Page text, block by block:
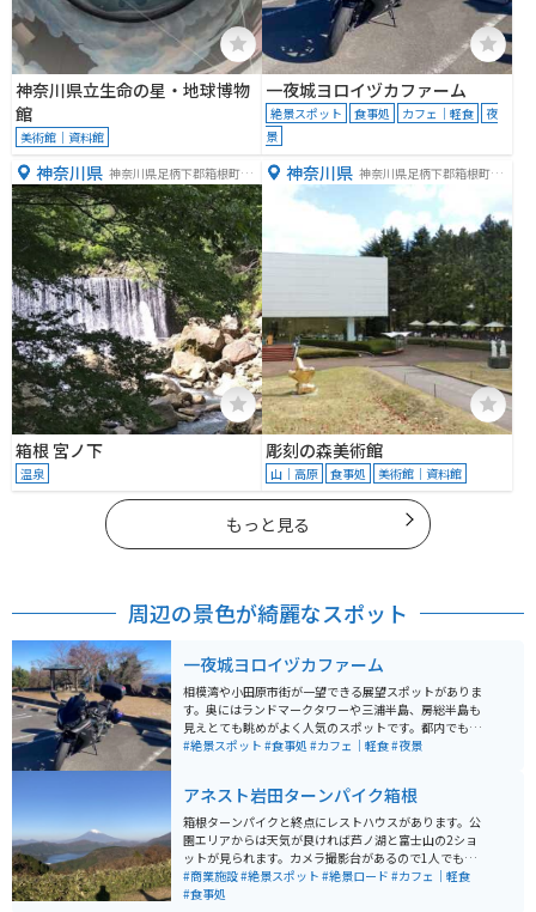
神奈川県立生命の星・地球博物
館
美術館｜資料館
一夜城ヨロイヅカファーム
絶景スポット 食事処 カフェ｜軽食
夜
景
神奈川県 神奈川県足柄下郡箱根町宮
ノ下
箱根 宮ノ下
温泉
神奈川県 神奈川県足柄下郡箱根町二
ノ平１１２１
彫刻の森美術館
山｜高原 食事処 美術館｜資料館
もっと見る
周辺の景色が綺麗なスポット
一夜城ヨロイヅカファーム
相模湾や小田原市街が一望できる展望スポットがありま
す。奥にはランドマークタワーや三浦半島、房総半島も
見えとても眺めがよく人気のスポットです。都内でも人
気のヨロイヅカシェフが経営されているレストランも併
もできます。
#絶景スポット #食事処 #カフェ｜軽食#夜景
アネスト岩田ターンパイク箱根
箱根ターンパイクと終点にレストハウスがあります。公
園エリアからは天気が良ければ芦ノ湖と富士山の2ショ
ットが見られます。カメラ撮影台があるので1人でも撮影
しやすく便利です。車・バイク問わず休日の駐車場は混
雑していますが、箱根の山を登ってきた先にある富士山
#商業施設#絶景スポット #絶景ロード #カフェ｜軽食
#食事処